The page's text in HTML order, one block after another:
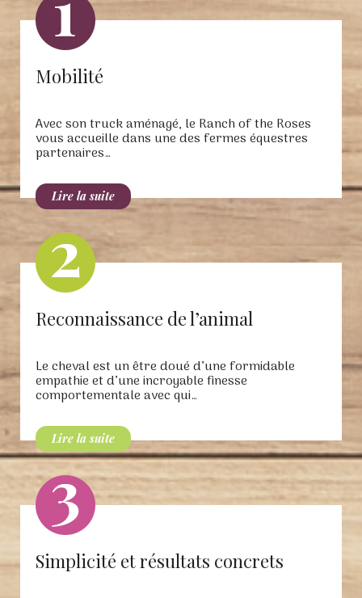
Mobilité
Avec son truck aménagé, le Ranch of the Roses
vous accueille dans une des fermes équestres
partenaires…
Reconnaissance de l’animal
Le cheval est un être doué d’une formidable
empathie et d’une incroyable finesse
comportementale avec qui…
Simplicité et résultats concrets